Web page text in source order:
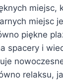
miejsc,
miejsc
piękne
spacery i
relaksu,